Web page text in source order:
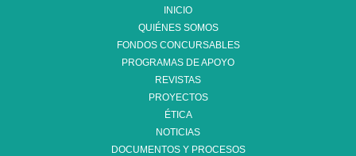
INICIO
QUIÉNES SOMOS
FONDOS CONCURSABLES
PROGRAMAS DE APOYO
REVISTAS
PROYECTOS
ÉTICA
NOTICIAS
DOCUMENTOS Y PROCESOS